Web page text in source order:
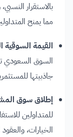
بالاستقرار
مما يمنح
القيمة السوقية
السوق السعودي
جاذبيتها
إطلاق سوق
للمتداولين
الخيارات، والعقود